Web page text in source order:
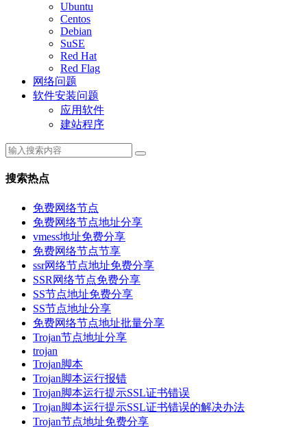
Ubuntu
Centos
Debian
SuSE
Red Hat
Red Flag
网络问题
软件安装问题
应用软件
建站程序
搜索热点
免费网络节点
免费网络节点地址分享
vmess地址免费分享
免费网络节点节享
ssr网络节点地址免费分享
SSR网络节点免费分享
SS节点地址免费分享
SS节点地址分享
免费网络节点地址批量分享
Trojan节点地址分享
trojan
Trojan脚本
Trojan脚本运行报错
Trojan脚本运行提示SSL证书错误
Trojan脚本运行提示SSL证书错误的解决办法
Trojan节点地址免费分享